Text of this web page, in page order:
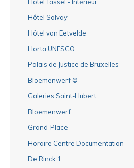
Hôtel Solvay
Hôtel van Eetvelde
Horta UNESCO
Palais de Justice de Bruxelles
Bloemenwerf ©
Galeries Saint-Hubert
Bloemenwerf
Grand-Place
Horaire Centre Documentation
De Rinck 1